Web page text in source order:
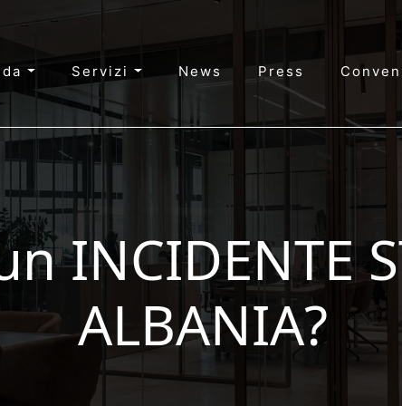
Servizi News Press
INCIDENTE
ALBANIA?